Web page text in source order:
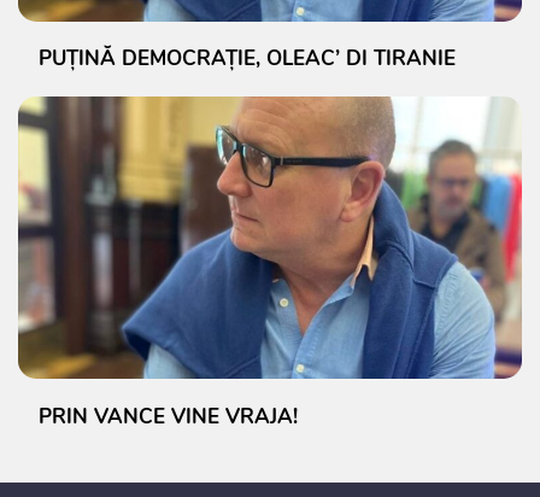
PUȚINĂ DEMOCRAȚIE, OLEAC’ DI TIRANIE
PRIN VANCE VINE VRAJA!